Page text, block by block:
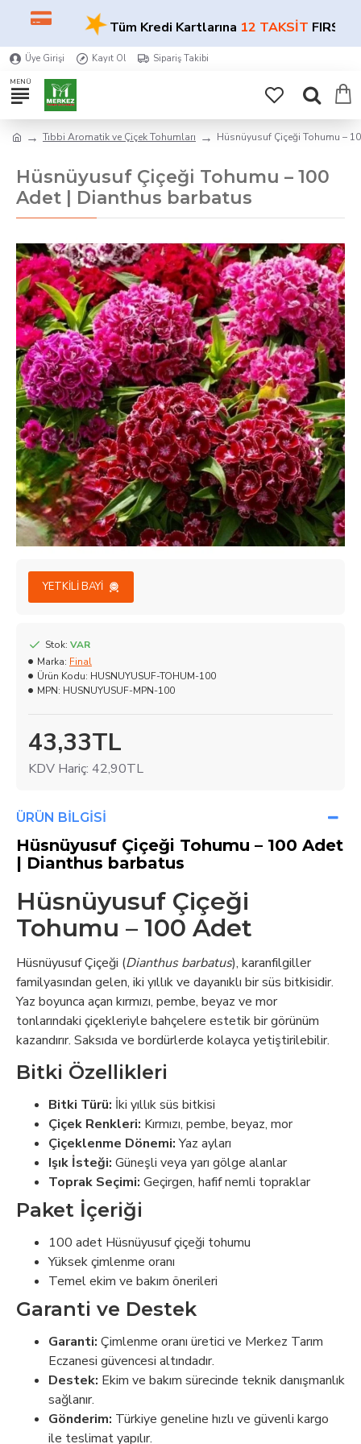
★Tüm Kredi Kartlarına12 TAKSİTFIRSATI!
Üye Girişi Kayıt Ol Sipariş Takibi
Tıbbi Aromatik ve Çiçek Tohumları Hüsnüyusuf Çiçeği Tohumu –
Hüsnüyusuf Çiçeği Tohumu – 100
Adet | Dianthus barbatus
YETKILI BAYI
43,33TL
KDV Hariç: 42,90TL
Stok: VAR
Marka: Final
Ürün Kodu: HUSNUYUSUF-TOHUM-100
MPN: HUSNUYUSUF-MPN-100
ÜRÜN BILGISI
Hüsnüyusuf Çiçeği Tohumu – 100 Adet
| Dianthus barbatus
Hüsnüyusuf Çiçeği
Tohumu – 100 Adet
Hüsnüyusuf Çiçeği (Dianthus barbatus), karanfilgiller
familyasından gelen, iki yıllık ve dayanıklı bir süs bitkisidir.
Yaz boyunca açan kırmızı, pembe, beyaz ve mor
tonlarındaki çiçekleriyle bahçelere estetik bir görünüm
kazandırır. Saksıda ve bordürlerde kolayca yetiştirilebilir.
Bitki Özellikleri
Bitki Türü: İki yıllık süs bitkisi
Çiçek Renkleri: Kırmızı, pembe, beyaz, mor
Çiçeklenme Dönemi:Yaz ayları
Işık İsteği: Güneşli veya yarı gölge alanlar
Toprak Seçimi: Geçirgen, hafif nemli topraklar
Paket İçeriği
100 adet Hüsnüyusuf çiçeği tohumu
Yüksek çimlenme oranı
Temel ekim ve bakım önerileri
Garanti ve Destek
Garanti: Çimlenme oranı üretici ve Merkez Tarım
Eczanesi güvencesi altındadır.
Destek: Ekim ve bakım sürecinde teknik danışmanlık
sağlanır.
Gönderim: Türkiye geneline hızlı ve güvenli kargo
ile teslimat yapılır.